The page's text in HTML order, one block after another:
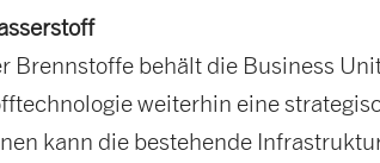
Brennstoffe behält die Business
weiterhin eine
kann die bestehende